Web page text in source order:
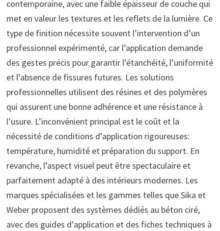
contemporaine, avec une faible épaisseur de couche qui
met en valeur les textures et les reflets de la lumière. Ce
type de finition nécessite souvent l’intervention d’un
professionnel expérimenté, car l’application demande
des gestes précis pour garantir l’étanchéité, l’uniformité
et l’absence de fissures futures. Les solutions
professionnelles utilisent des résines et des polymères
qui assurent une bonne adhérence et une résistance à
l’usure. L’inconvénient principal est le coût et la
nécessité de conditions d’application rigoureuses:
température, humidité et préparation du support. En
revanche, l’aspect visuel peut être spectaculaire et
parfaitement adapté à des intérieurs modernes. Les
marques spécialisées et les gammes telles que Sika et
Weber proposent des systèmes dédiés au béton ciré,
avec des guides d’application et des fiches techniques à